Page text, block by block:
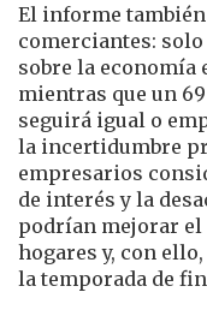
El informe
comerciantes:
sobre la economía
mientras que un
seguirá igual o
la incertidumbre
empresarios
de interés y la
podrían mejorar
hogares y, con
la temporada de